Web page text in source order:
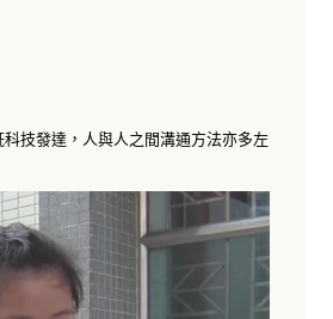
技發達，人與人之間溝通方法亦多左